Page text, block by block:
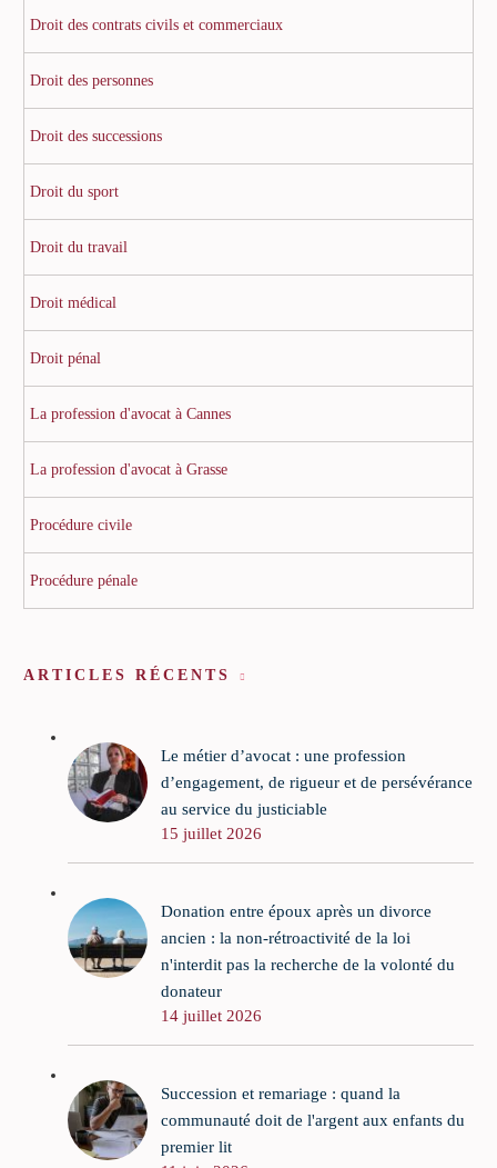
Droit des contrats civils et commerciaux
Droit des personnes
Droit des successions
Droit du sport
Droit du travail
Droit médical
Droit pénal
La profession d'avocat à Cannes
La profession d'avocat à Grasse
Procédure civile
Procédure pénale
ARTICLES RÉCENTS
Le métier d’avocat : une profession
d’engagement, de rigueur et de persévérance
au service du justiciable
15 juillet 2026
Donation entre époux après un divorce
ancien : la non-rétroactivité de la loi
n'interdit pas la recherche de la volonté du
donateur
14 juillet 2026
Succession et remariage : quand la
communauté doit de l'argent aux enfants du
premier lit